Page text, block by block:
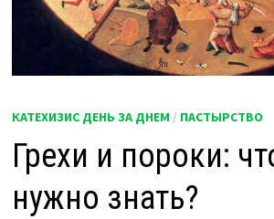
КАТЕХИЗИС ДЕНЬ ЗА ДНЕМ / ПАСТЫРСТВО
Грехи и пороки:
нужно знать?